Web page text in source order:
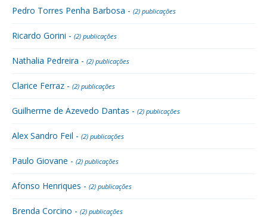
Pedro Torres Penha Barbosa - (2) publicações
Ricardo Gorini - (2) publicações
Nathalia Pedreira - (2) publicações
Clarice Ferraz - (2) publicações
Guilherme de Azevedo Dantas - (2) publicações
Alex Sandro Feil - (2) publicações
Paulo Giovane - (2) publicações
Afonso Henriques - (2) publicações
Brenda Corcino - (2) publicações